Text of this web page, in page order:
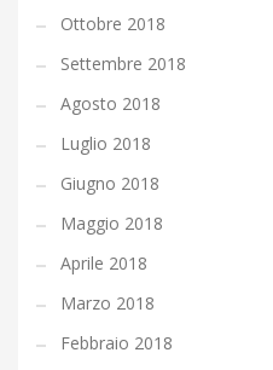
Ottobre 2018
Settembre 2018
Agosto 2018
Luglio 2018
Giugno 2018
Maggio 2018
Aprile 2018
Marzo 2018
Febbraio 2018